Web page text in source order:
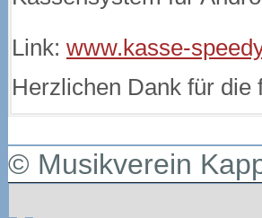
Link: www.kasse-
Herzlichen Dank für die
© Musikverein